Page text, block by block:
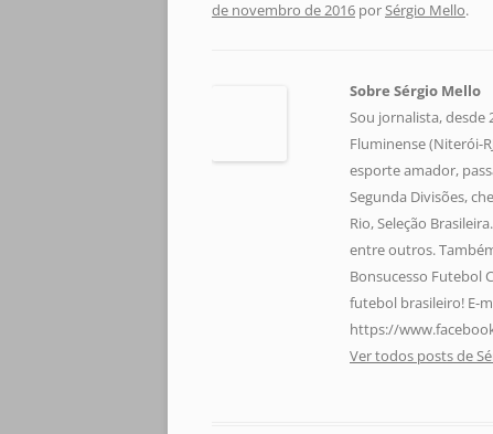
de novembro de 2016 porSérgio Mello.
Sobre Sérgio Mello
Sou jornalista, desde
Fluminense (Niterói-
esporte amador,
Segunda Divisões,
Rio, Seleção
entre outros.
Bonsucesso Futebol
futebol brasileiro! E-
https://
Ver todos posts de